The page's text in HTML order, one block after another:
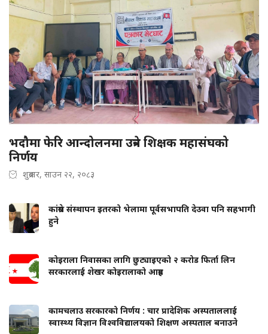
भदौमा फेरि आन्दोलनमा उत्रने शिक्षक महासंघको
निर्णय
शुक्रबार, साउन २२, २०८३
कांग्रेस संस्थापन इतरको भेलामा पूर्वसभापति देउवा पनि सहभागी
हुने
कोइराला निवासका लागि छुट्याइएको २ करोड फिर्ता लिन
सरकारलाई शेखर कोइरालाको आग्रह
कामचलाउ सरकारको निर्णय : चार प्रादेशिक अस्पताललाई
स्वास्थ्य विज्ञान विश्वविद्यालयको शिक्षण अस्पताल बनाउने